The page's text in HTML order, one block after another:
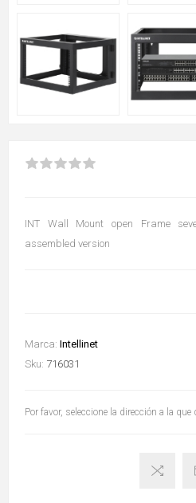
INT Wall Mount open Frame
assembled version
Marca: Intellinet
Sku: 716031
Por favor, seleccione la dirección a la que